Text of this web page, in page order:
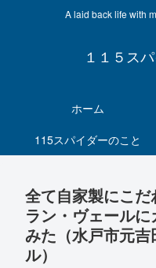
A laid back life with
１１５ス
ホーム
115スパイダーのこと
全て自家製にこ
ラン・ヴェール
みた（水戸市元
ル）